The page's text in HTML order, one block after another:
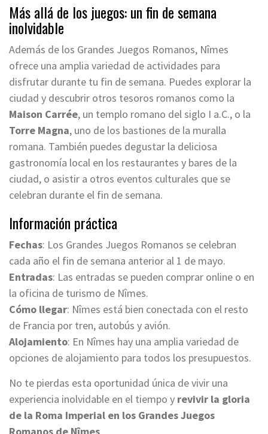
Más allá de los juegos: un fin de semana
inolvidable
Además de los Grandes Juegos Romanos, Nîmes
ofrece una amplia variedad de actividades para
disfrutar durante tu fin de semana. Puedes explorar la
ciudad y descubrir otros tesoros romanos como la
Maison Carrée, un templo romano del siglo I a.C., o la
Torre Magna, uno de los bastiones de la muralla
romana. También puedes degustar la deliciosa
gastronomía local en los restaurantes y bares de la
ciudad, o asistir a otros eventos culturales que se
celebran durante el fin de semana.
Información práctica
Fechas: Los Grandes Juegos Romanos se celebran
cada año el fin de semana anterior al 1 de mayo.
Entradas: Las entradas se pueden comprar online o en
la oficina de turismo de Nîmes.
Cómo llegar: Nîmes está bien conectada con el resto
de Francia por tren, autobús y avión.
Alojamiento: En Nîmes hay una amplia variedad de
opciones de alojamiento para todos los presupuestos.
No te pierdas esta oportunidad única de vivir una
experiencia inolvidable en el tiempo y revivir la gloria
de la Roma Imperial en los Grandes Juegos
Romanos de Nîmes